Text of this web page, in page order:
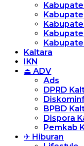
Kaltara
IKN
⏏ ADV
Ads
DPRD
BPBD
Dispora
Pemkab
✈ Hiburan